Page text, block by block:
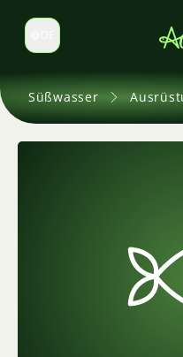
Sprache wechseln
Süßwasser